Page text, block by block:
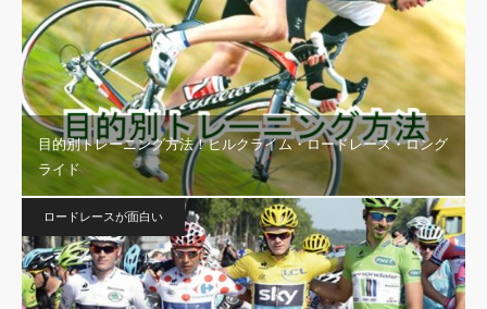
目的別トレーニング方法！ヒルクライム・ロードレース・ロング
ライド
ロードレースが面白い